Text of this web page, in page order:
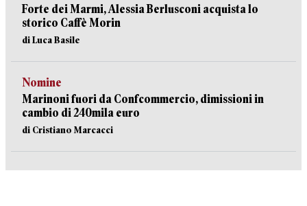
Forte dei Marmi, Alessia Berlusconi acquista lo
storico Caffè Morin
di Luca Basile
Nomine
Marinoni fuori da Confcommercio, dimissioni in
cambio di 240mila euro
di Cristiano Marcacci